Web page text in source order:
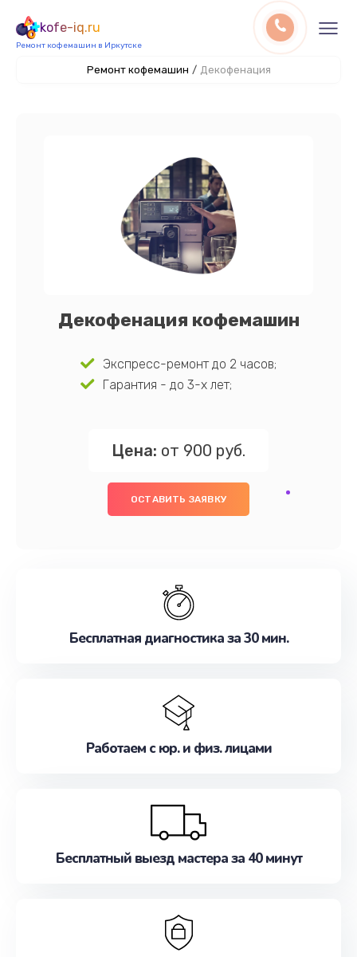
kofe-iq.ru
Ремонт кофемашин в Иркутске
Ремонт кофемашин / Декофенация
Декофенация кофемашин
Экспресс-ремонт до 2 часов;
Гарантия - до 3-х лет;
Цена: от 900 руб.
ОСТАВИТЬ ЗАЯВКУ
Бесплатная диагностика за 30 мин.
Работаем с юр. и физ. лицами
Бесплатный выезд мастера за 40 минут